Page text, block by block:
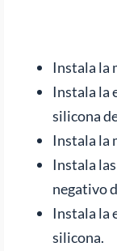
Instala la
Instala la
silicona
Instala la
Instala
negativo
Instala la
silicona.